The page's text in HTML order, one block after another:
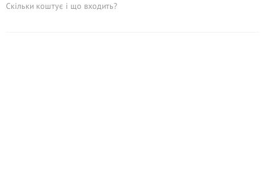
Скільки коштує і що входить?